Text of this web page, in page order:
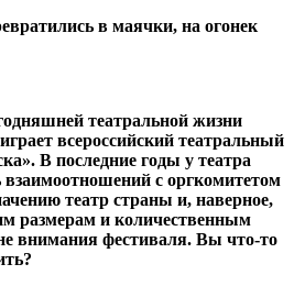
в маячки, на огонек
театральной жизни
всероссийский театральный
В последние годы у театра
взаимоотношений с оргкомитетом
театр страны и, наверное,
размерам и количественным
внимания фестиваля. Вы что-то